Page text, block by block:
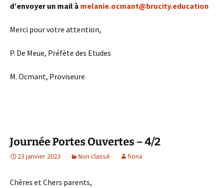
d’envoyer un mail à melanie.ocmant@brucity.education
Merci pour votre attention,
P. De Meue, Préfète des Etudes
M. Ocmant, Proviseure
Journée Portes Ouvertes – 4/2
23 janvier 2023 Non classé fiona
Chères et Chers parents,